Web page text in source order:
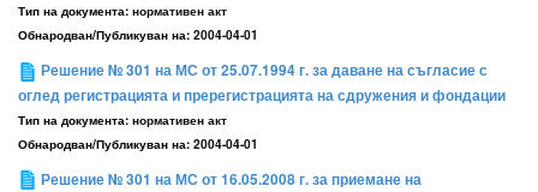
Тип на документа: нормативен акт
Обнародван/Публикуван на: 2004-04-01
Решение № 301 на МС от 25.07.1994 г. за даване на съгласие с
оглед регистрацията и пререгистрацията на сдружения и фондации
Тип на документа: нормативен акт
Обнародван/Публикуван на: 2004-04-01
Решение № 301 на МС от 16.05.2008 г. за приемане на